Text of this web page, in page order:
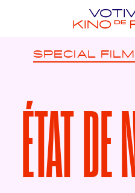
SPECIAL
ÉTAT